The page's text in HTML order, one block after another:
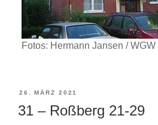
Fotos: Hermann Jansen / WGW
VERÖFFENTLICHT
AM
26. MÄRZ 2021
31 – Roßberg 21-29